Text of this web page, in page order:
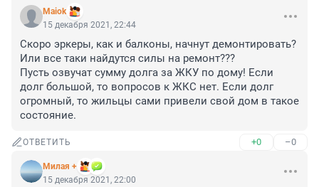
Maiok
15 декабря 2021, 22:44
Скоро эркеры, как и балконы, начнут демонтировать?
Или все таки найдутся силы на ремонт???
Пусть озвучат сумму долга за ЖКУ по дому! Если
долг большой, то вопросов к ЖКС нет. Если долг
огромный, то жильцы сами привели свой дом в такое
состояние.
ОТВЕТИТЬ +0 –0
Милая +
15 декабря 2021, 22:00